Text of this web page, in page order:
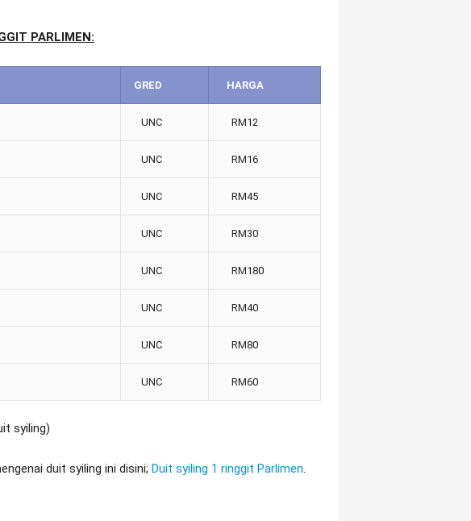
PARLIMEN:
GRED HARGA
UNC RM12
UNC RM16
UNC RM45
UNC RM30
UNC RM180
UNC RM40
UNC RM80
UNC RM60
syiling)
duit syiling ini disini; Duit syiling 1 ringgit Parlimen.